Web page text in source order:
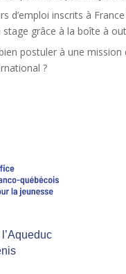
d’emploi inscrits à
grâce à la boîte à
postuler à une mission
?